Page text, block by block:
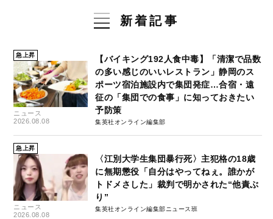
新着記事
急上昇
ニュース
2026.08.08
【バイキング192人食中毒】「清潔で品数
の多い感じのいいレストラン」静岡のス
ポーツ宿泊施設内で集団発症…合宿・遠
征の「集団での食事」に知っておきたい
予防策
集英社オンライン編集部
急上昇
ニュース
2026.08.08
〈江別大学生集団暴行死〉主犯格の18歳
に無期懲役「自分はやってねぇ。誰かが
トドメさした」裁判で明かされた“他責ぶ
り”
集英社オンライン編集部ニュース班